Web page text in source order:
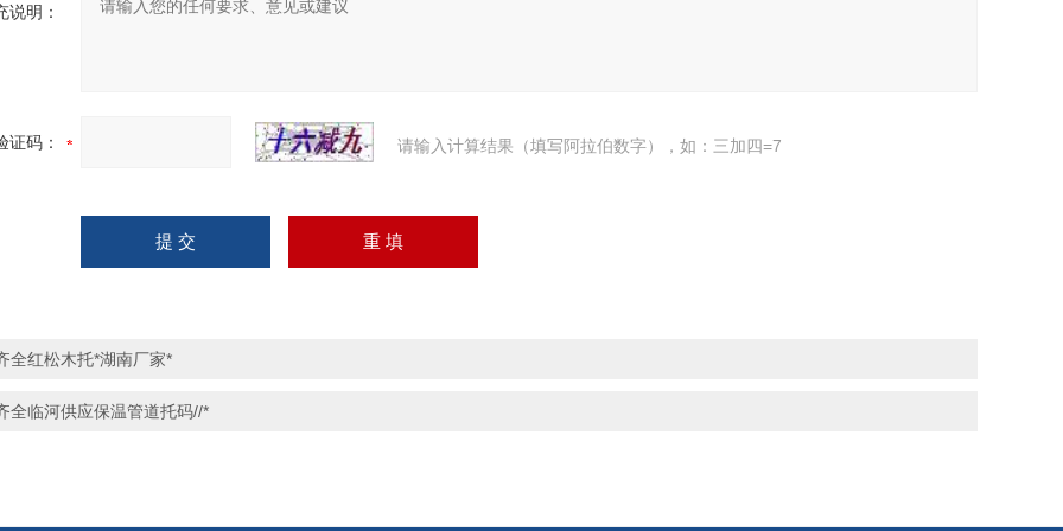
说明：
证码： 请输入计算结果（填写阿拉伯数字），如：三加四=7
全红松木托*湖南厂家*
全临河供应保温管道托码//*